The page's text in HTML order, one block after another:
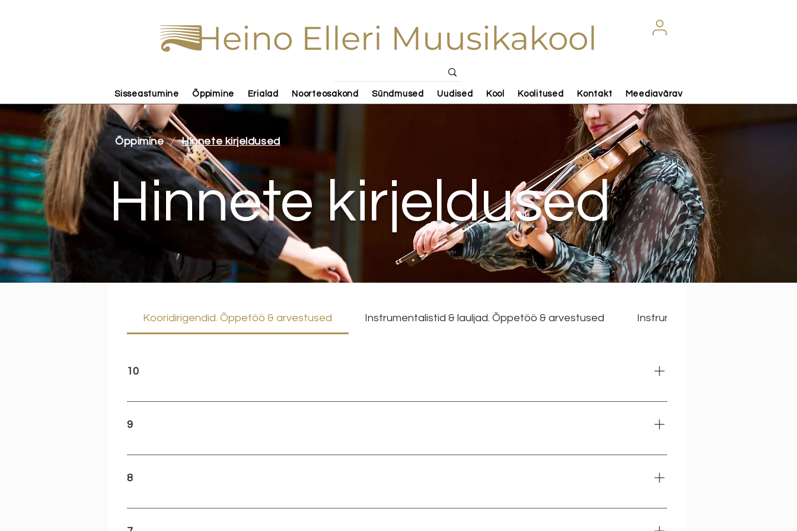
Heino Elleri Muusikakool
Sisseastumine Õppimine Erialad Noorteosakond Sündmused Uudised Kool Koolitused Kontakt Meediavärav
Hinnete kirjeldused
Õppimine / Hinnete kirjeldused
Kooridirigendid. Õppetöö & arvestused Instrumentalistid & lauljad. Õppetöö & arvestused Instrumentalistid & lauljad.
10
Kõrgeim tase, kus kõik eriala osaoskused (laulmine, partituuri lugemine, dirigeerimine, kooriteose analüüs) on
näitab väga suurt perspektiivi iseseisva muusikuna antud erialal.
9
Esitus on tehniliselt väga heal tasemel, väljendusrikas ja sisukas. Kava on viimistletud ja kindel. Võib esineda
8
Kava on korralikult ette valmistatud. Nii tehniliselt kui muusikaliselt on näha õpilase töös esile kerkinud